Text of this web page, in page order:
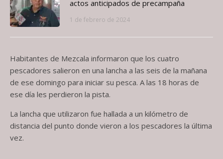
actos anticipados de precampaña
1 de febrero de 2024
Habitantes de Mezcala informaron que los cuatro
pescadores salieron en una lancha a las seis de la mañana
de ese domingo para iniciar su pesca. A las 18 horas de
ese día les perdieron la pista.
La lancha que utilizaron fue hallada a un kilómetro de
distancia del punto donde vieron a los pescadores la última
vez.